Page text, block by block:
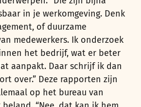
in je werkomgeving. Denk
of duurzame
medewerkers. Ik onderzoek
het bedrijf, wat er beter
aanpakt. Daar schrijf ik dan
over.” Deze rapporten zijn
op het bureau van